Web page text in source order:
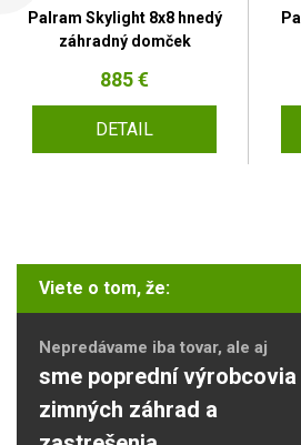
Palram Skylight 8x8 hnedý
záhradný domček
885 €
DETAIL
Viete o tom, že:
Nepredávame iba tovar, ale aj
sme poprední výrobcovia
zimných záhrad a